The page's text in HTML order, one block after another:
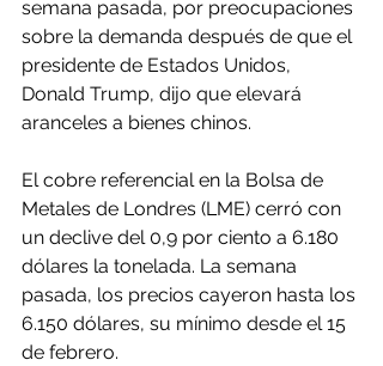
semana pasada, por preocupaciones
sobre la demanda después de que el
presidente de Estados Unidos,
Donald Trump, dijo que elevará
aranceles a bienes chinos.
El cobre referencial en la Bolsa de
Metales de Londres (LME) cerró con
un declive del 0,9 por ciento a 6.180
dólares la tonelada. La semana
pasada, los precios cayeron hasta los
6.150 dólares, su mínimo desde el 15
de febrero.